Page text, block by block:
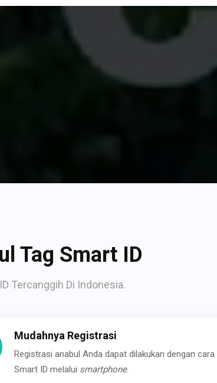
Tag Smart ID
Tercanggih Di Indonesia.
Mudahnya Registrasi
Registrasi anabul Anda dapat dilakukan dengan cara
Smart ID melalui smartphone.